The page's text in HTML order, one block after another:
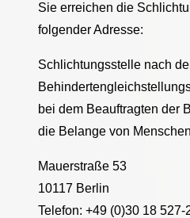
Sie erreichen die
folgender Adresse:
Schlichtungsstelle nach
bei dem Beauftragten der
die Belange von
Mauerstraße 53
10117 Berlin
Telefon: +49 (0)30 18 527-